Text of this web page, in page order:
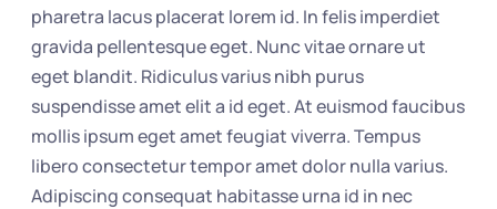
pharetra lacus placerat lorem id. In felis imperdiet
gravida pellentesque eget. Nunc vitae ornare ut
eget blandit. Ridiculus varius nibh purus
suspendisse amet elit a id eget. At euismod faucibus
mollis ipsum eget amet feugiat viverra. Tempus
libero consectetur tempor amet dolor nulla varius.
Adipiscing consequat habitasse urna id in nec